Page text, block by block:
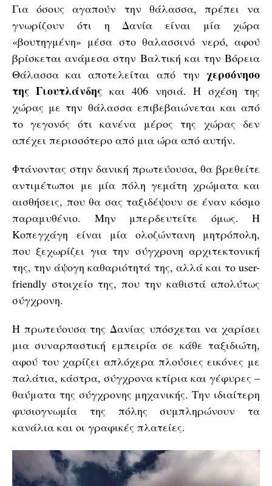
Για όσους αγαπούν την θάλασσα, πρέπει να
γνωρίζουν ότι η Δανία είναι μία χώρα
«βουτηγμένη» μέσα στο θαλασσινό νερό, αφού
βρίσκεται ανάμεσα στην Βαλτική και την Βόρεια
Θάλασσα και αποτελείται από την χερσόνησο
της Γιουτλάνδης και 406 νησιά. Η σχέση της
χώρας με την θάλασσα επιβεβαιώνεται και από
το γεγονός ότι κανένα μέρος της χώρας δεν
απέχει περισσότερο από μια ώρα από αυτήν.
Φτάνοντας στην δανική πρωτεύουσα, θα βρεθείτε
αντιμέτωποι με μία πόλη γεμάτη χρώματα και
αισθήσεις, που θα σας ταξιδέψουν σε έναν κόσμο
παραμυθένιο. Μην μπερδευτείτε όμως. Η
Κοπεγχάγη είναι μία ολοζώντανη μητρόπολη,
που ξεχωρίζει για την σύγχρονη αρχιτεκτονική
της, την άψογη καθαριότητά της, αλλά και το user-
friendly στοιχείο της, που την καθιστά απολύτως
σύγχρονη.
Η πρωτεύουσα της Δανίας υπόσχεται να χαρίσει
μια συναρπαστική εμπειρία σε κάθε ταξιδιώτη,
αφού του χαρίζει απλόχερα πλούσιες εικόνες με
παλάτια, κάστρα, σύγχρονα κτίρια και γέφυρες –
θαύματα της σύγχρονης μηχανικής. Την ιδιαίτερη
φυσιογνωμία της πόλης συμπληρώνουν τα
κανάλια και οι γραφικές πλατείες.